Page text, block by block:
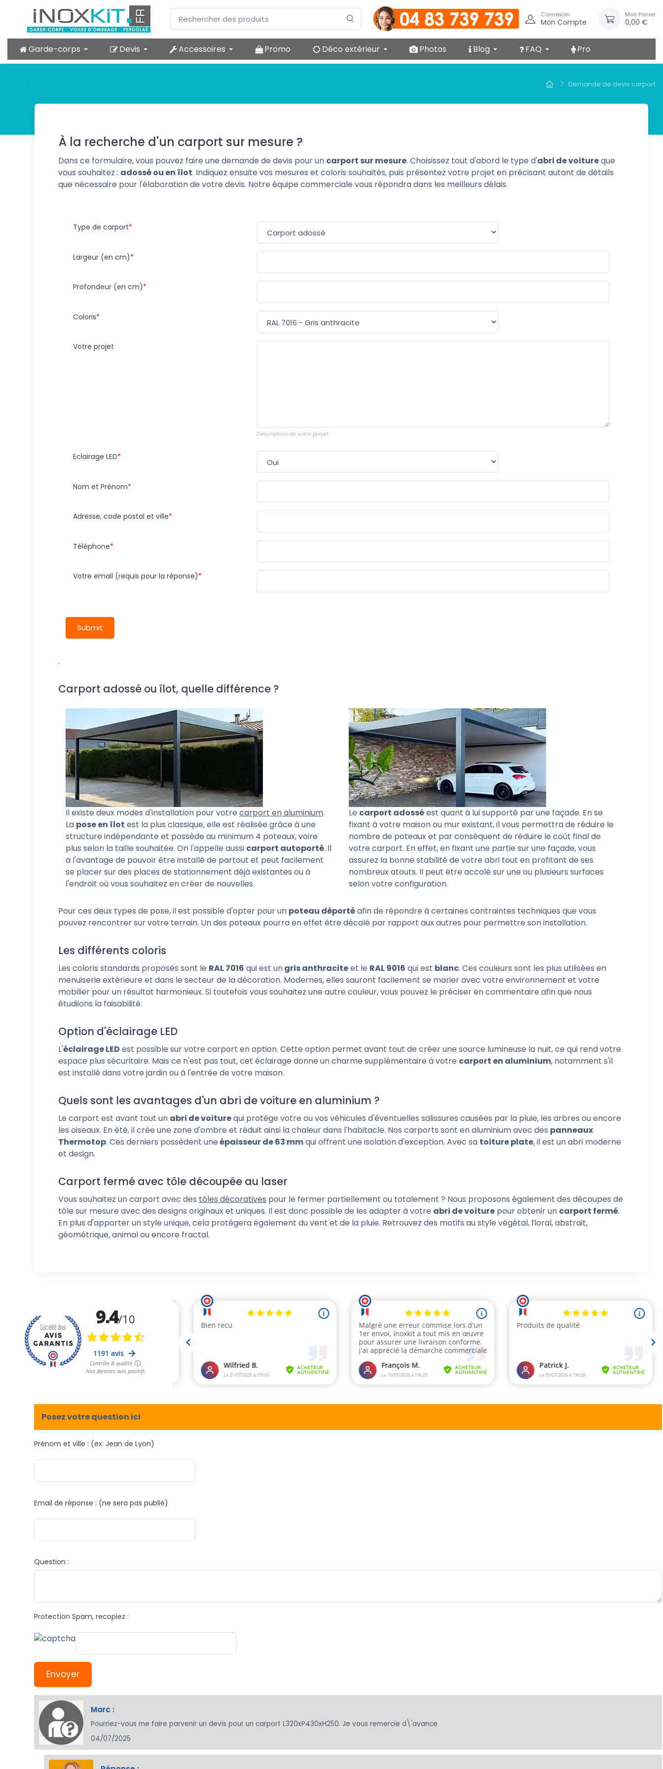
Connexion
Mon Compte
Mon Panier
0,00 €
Garde-corps Devis Accessoires Promo Déco extérieur Photos Blog FAQ Pro
Demande de devis carport
.
À la recherche d'un carport sur mesure ?
Dans ce formulaire, vous pouvez faire une demande de devis pour un carport sur mesure. Choisissez tout d'abord le type d'abri de voitureque
vous souhaitez : adossé ou en îlot. Indiquez ensuite vos mesures et coloris souhaités, puis présentez votre projet en précisant autant de détails
que nécessaire pour l'élaboration de votre devis. Notre équipe commerciale vous répondra dans les meilleurs délais.
Type de carport
Largeur (en cm)
Profondeur (en cm)
Coloris
Votre projet
Description de votre projet
Eclairage LED
Nom et Prénom
Adresse, code postal et ville
Téléphone
Votre email (requis pour la réponse)
Submit
.
Carport adossé ou îlot, quelle différence ?
Il existe deux modes d'installation pour votre carport en aluminium.
La pose en îlot est la plus classique, elle est réalisée grâce à une
structure indépendante et possède au minimum 4 poteaux, voire
plus selon la taille souhaitée. On l'appelle aussi carport autoporté. Il
a l'avantage de pouvoir être installé de partout et peut facilement
se placer sur des places de stationnement déjà existantes ou à
l'endroit où vous souhaitez en créer de nouvelles.
Le carport adosséest quant à lui supporté par une façade. En se
fixant à votre maison ou mur existant, il vous permettra de réduire le
nombre de poteaux et par conséquent de réduire le coût final de
votre carport. En effet, en fixant une partie sur une façade, vous
assurez la bonne stabilité de votre abri tout en profitant de ses
nombreux atouts. Il peut être accolé sur une ou plusieurs surfaces
selon votre configuration.
Pour ces deux types de pose, il est possible d'opter pour un poteau déportéafin de répondre à certaines contraintes techniques que vous
pouvez rencontrer sur votre terrain. Un des poteaux pourra en effet être décalé par rapport aux autres pour permettre son installation.
Les différents coloris
Les coloris standards proposés sont le RAL 7016 qui est ungris anthraciteet le RAL 9016 qui est blanc. Ces couleurs sont les plus utilisées en
menuiserie extérieure et dans le secteur de la décoration. Modernes, elles sauront facilement se marier avec votre environnement et votre
mobilier pour un résultat harmonieux. Si toutefois vous souhaitez une autre couleur, vous pouvez le préciser en commentaire afin que nous
étudiions la faisabilité.
Option d'éclairage LED
L'éclairage LED est possible sur votre carport en option. Cette option permet avant tout de créer une source lumineuse la nuit, ce qui rend votre
espace plus sécuritaire. Mais ce n'est pas tout, cet éclairage donne un charme supplémentaire à votre carport en aluminium, notamment s'il
est installé dans votre jardin ou à l'entrée de votre maison.
Quels sont les avantages d'un abri de voiture en aluminium ?
Le carport est avant tout un abri de voiturequi protège votre ou vos véhicules d'éventuelles salissures causées par la pluie, les arbres ou encore
les oiseaux. En été, il crée une zone d'ombre et réduit ainsi la chaleur dans l'habitacle. Nos carports sont en aluminium avec des panneaux
Thermotop. Ces derniers possèdent uneépaisseur de 63 mmqui offrent une isolation d'exception. Avec sa toiture plate, il est un abri moderne
et design.
Carport fermé avec tôle découpée au laser
Vous souhaitez un carport avec des tôles décoratives pour le fermer partiellement ou totalement ? Nous proposons également des découpes de
tôle sur mesure avec des designs originaux et uniques. Il est donc possible de les adapter à votre abri de voiture pour obtenir un carport fermé.
En plus d'apporter un style unique, cela protégera également du vent et de la pluie. Retrouvez des motifs au style végétal, floral, abstrait,
géométrique, animal ou encore fractal.
Posez votre question ici
Prénom et ville : (ex: Jean de Lyon)
Email de réponse : (ne sera pas publié)
Question :
Protection Spam, recopiez :
Envoyer
Marc :
Pourriez-vous me faire parvenir un devis pour un carport L320xP430xH250. Je vous remercie d\'avance
04/07/2025